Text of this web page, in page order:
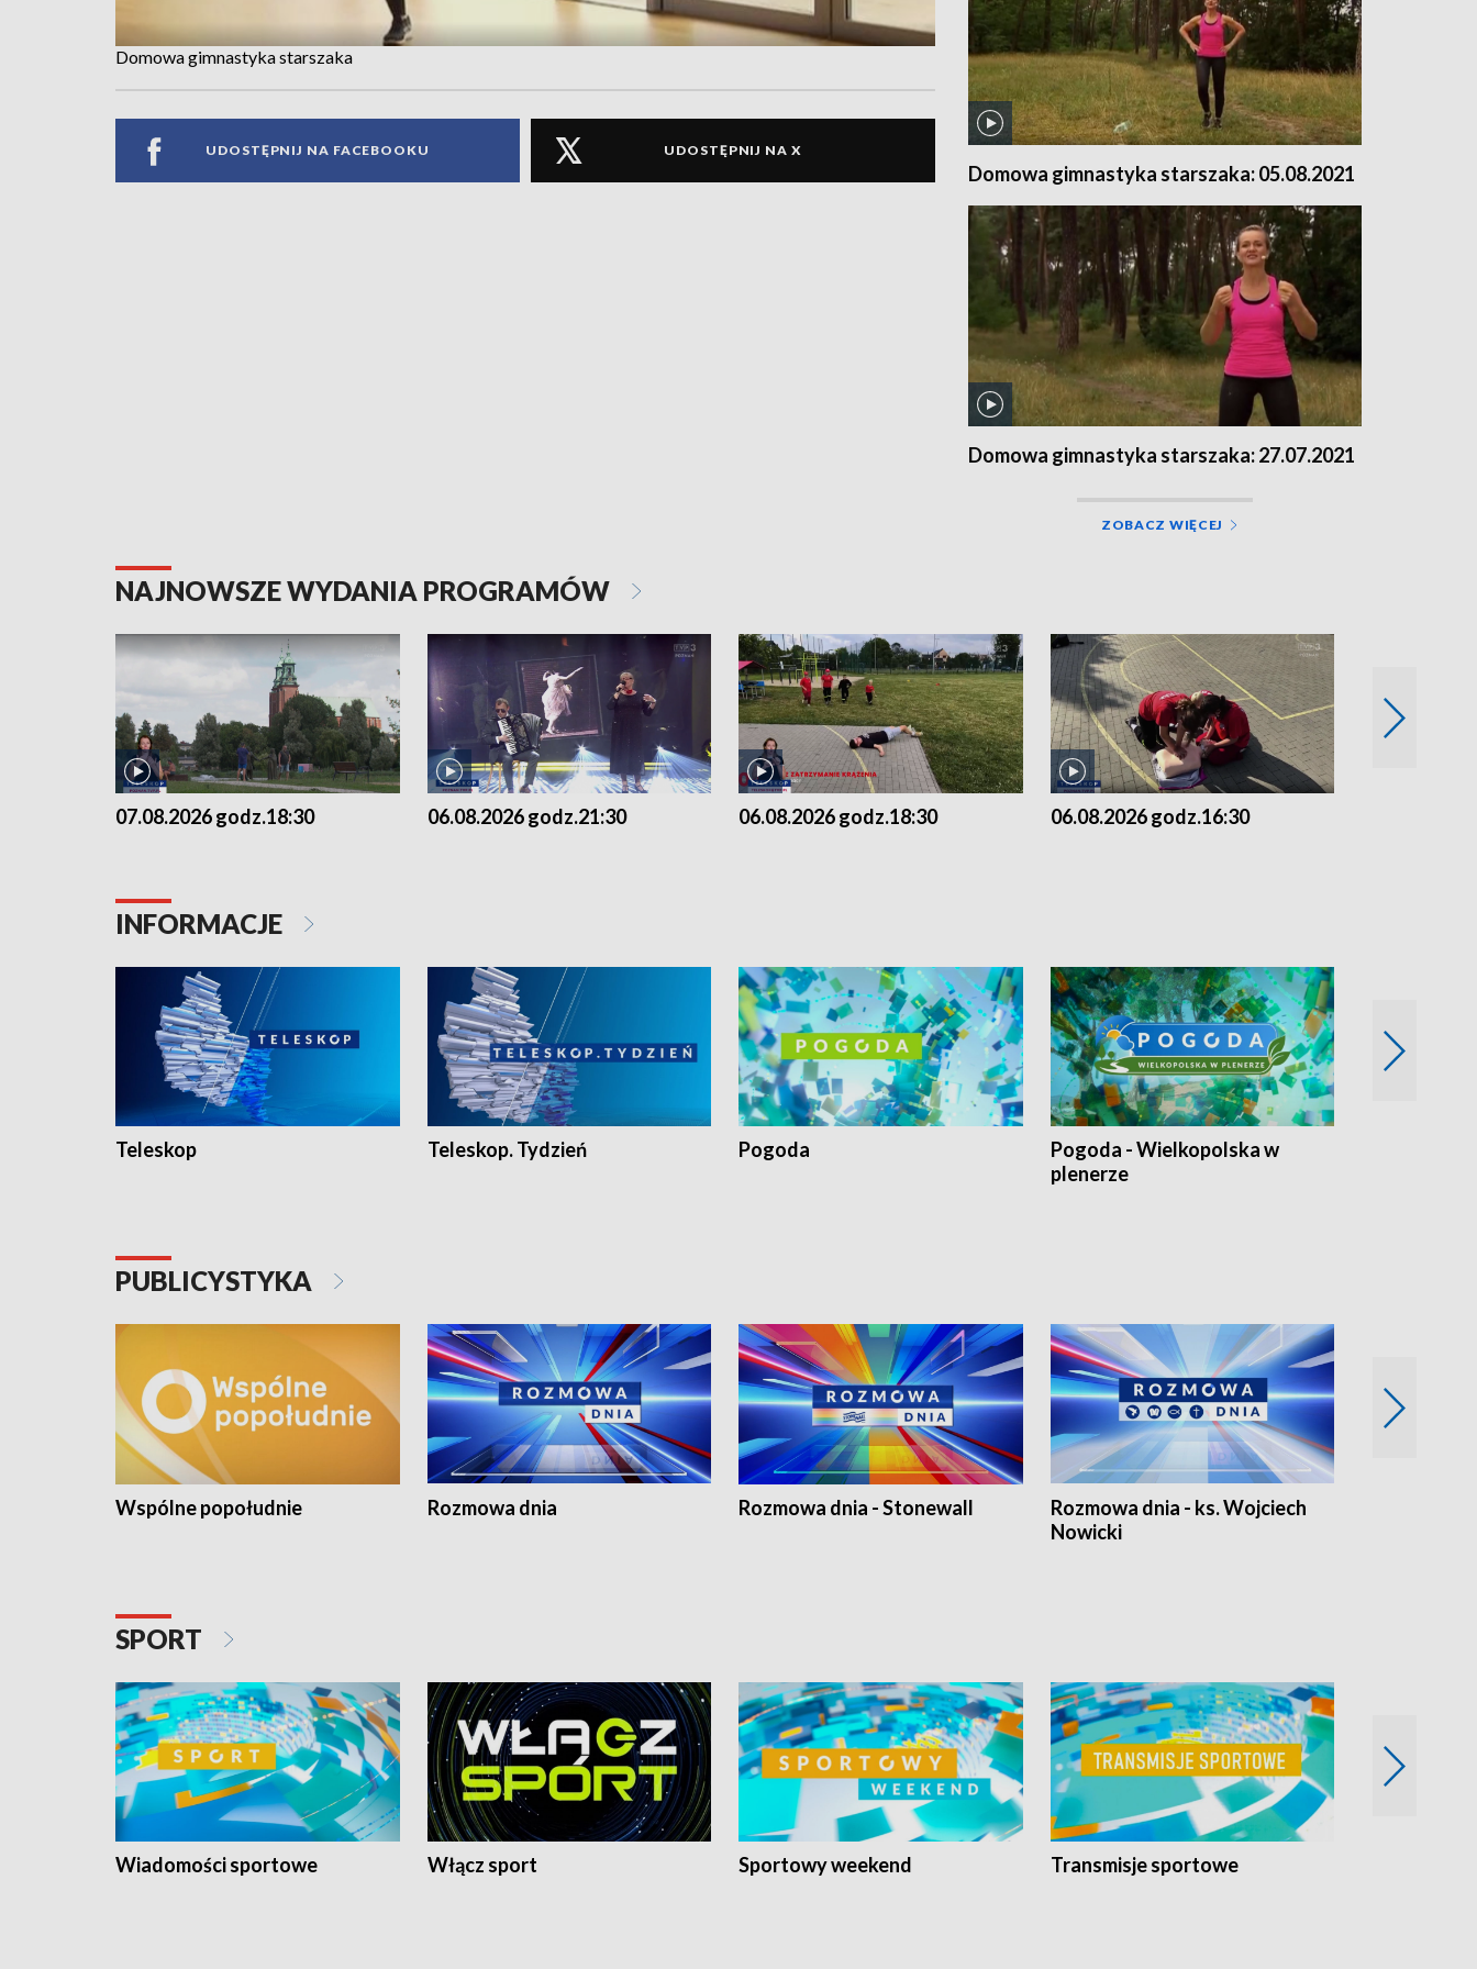
Domowa gimnastyka starszaka
UDOSTĘPNIJ NA FACEBOOKU UDOSTĘPNIJ NA X
Domowa gimnastyka starszaka: 05.08.2021
Domowa gimnastyka starszaka: 27.07.2021
ZOBACZ WIĘCEJ
NAJNOWSZE WYDANIA PROGRAMÓW
07.08.2026 godz.18:30 06.08.2026 godz.21:30 06.08.2026 godz.18:30 06.08.2026 godz.16:30
INFORMACJE
Teleskop Teleskop. Tydzień Pogoda
Pogoda - Wielkopolska w
plenerze
PUBLICYSTYKA
Wspólne popołudnie Rozmowa dnia Rozmowa dnia - Stonewall
Rozmowa dnia - ks. Wojciech
Nowicki
SPORT
Wiadomości sportowe Włącz sport Sportowy weekend Transmisje sportowe